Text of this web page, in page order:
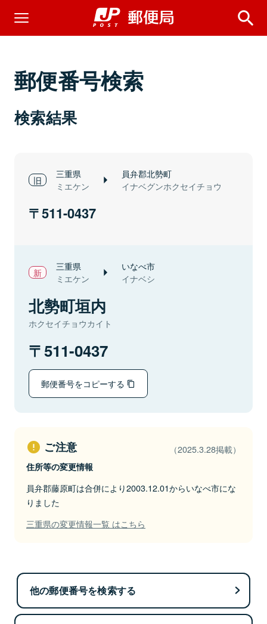
郵便番号検索
検索結果
三重県
ミエケン
員弁郡北勢町
イナベグンホクセイチョウ
511-0437
三重県
ミエケン
いなべ市
イナベシ
北勢町垣内
ホクセイチョウカイト
511-0437
郵便番号をコピーする
ご注意 （2025.3.28掲載）
住所等の変更情報
員弁郡藤原町は合併により2003.12.01からいなべ市にな
りました
三重県の変更情報一覧 はこちら
他の郵便番号を検索する